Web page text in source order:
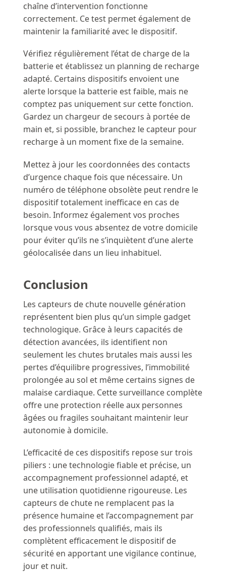
chaîne d’intervention fonctionne
correctement. Ce test permet également de
maintenir la familiarité avec le dispositif.
Vérifiez régulièrement l’état de charge de la
batterie et établissez un planning de recharge
adapté. Certains dispositifs envoient une
alerte lorsque la batterie est faible, mais ne
comptez pas uniquement sur cette fonction.
Gardez un chargeur de secours à portée de
main et, si possible, branchez le capteur pour
recharge à un moment fixe de la semaine.
Mettez à jour les coordonnées des contacts
d’urgence chaque fois que nécessaire. Un
numéro de téléphone obsolète peut rendre le
dispositif totalement inefficace en cas de
besoin. Informez également vos proches
lorsque vous vous absentez de votre domicile
pour éviter qu’ils ne s’inquiètent d’une alerte
géolocalisée dans un lieu inhabituel.
Conclusion
Les capteurs de chute nouvelle génération
représentent bien plus qu’un simple gadget
technologique. Grâce à leurs capacités de
détection avancées, ils identifient non
seulement les chutes brutales mais aussi les
pertes d’équilibre progressives, l’immobilité
prolongée au sol et même certains signes de
malaise cardiaque. Cette surveillance complète
offre une protection réelle aux personnes
âgées ou fragiles souhaitant maintenir leur
autonomie à domicile.
L’efficacité de ces dispositifs repose sur trois
piliers : une technologie fiable et précise, un
accompagnement professionnel adapté, et
une utilisation quotidienne rigoureuse. Les
capteurs de chute ne remplacent pas la
présence humaine et l’accompagnement par
des professionnels qualifiés, mais ils
complètent efficacement le dispositif de
sécurité en apportant une vigilance continue,
jour et nuit.